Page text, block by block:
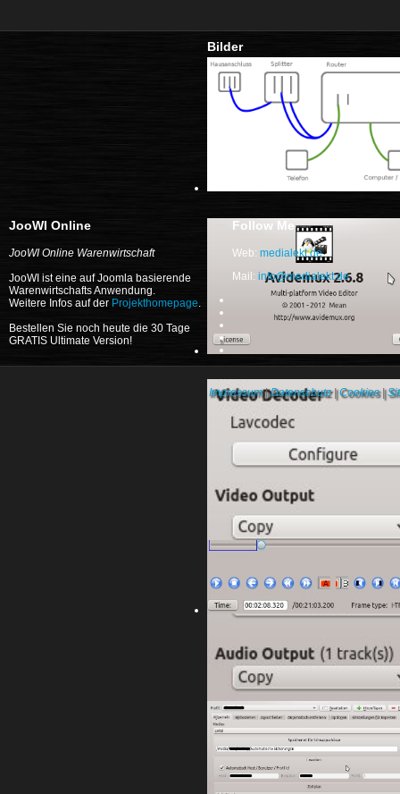
Bilder
JooWI Online
JooWI Online Warenwirtschaft
JooWI ist eine auf Joomla basierende
Warenwirtschafts Anwendung.
Weitere Infos auf der Projekthomepage.
Bestellen Sie noch heute die 30 Tage
GRATIS Ultimate Version!
Follow Me
Web: medialekt.de
Mail: info@medialekt.de
Impressum|Datenschutz|Cookies|